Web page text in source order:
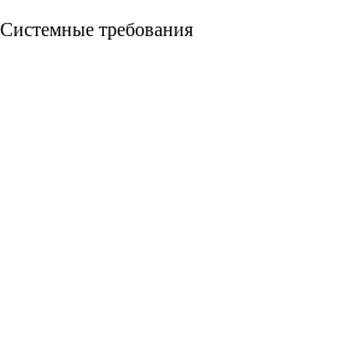
Системные требования